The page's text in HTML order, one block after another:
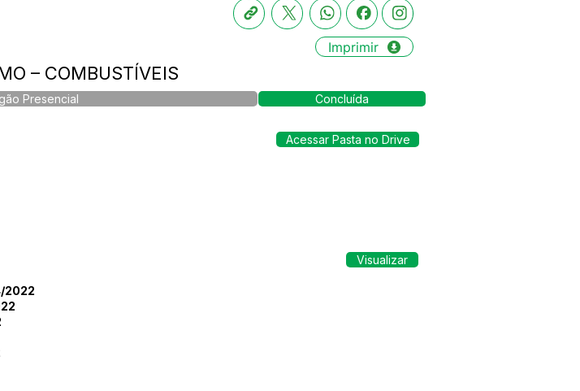
Imprimir
– COMBUSTÍVEIS
Presencial Concluída
Acessar Pasta no Drive
Visualizar
2022